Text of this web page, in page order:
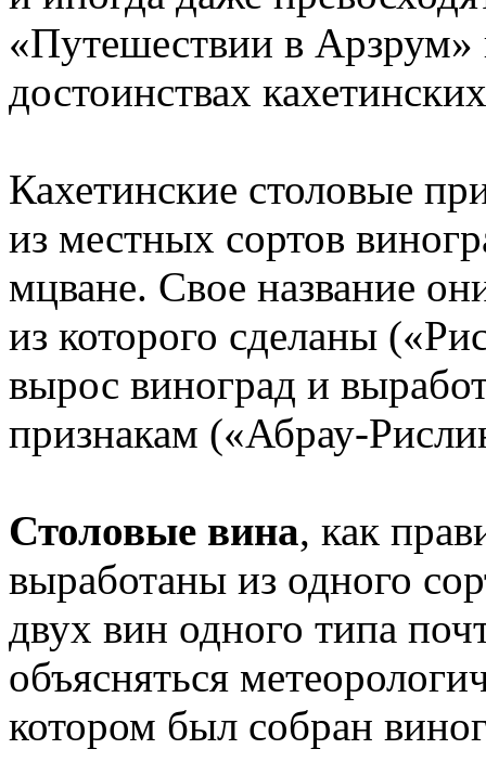
«Путешествии в
достоинствах
Кахетинские столовые
из местных сортов
мцване. Свое название
из которого сделаны
вырос виноград и
признакам («Абрау-
Столовые вина, как
выработаны из одного
двух вин одного типа
объясняться
котором был собран